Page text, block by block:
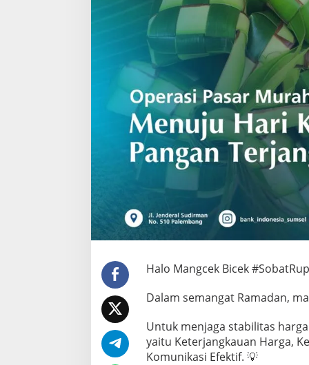
Halo Mangcek Bicek
Dalam semangat Ramadan,
Untuk menjaga stabilitas
yaitu Keterjangkauan Harga,
Komunikasi Efektif. 💡